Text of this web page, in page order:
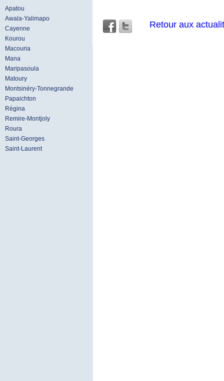
Apatou
Awala-Yalimapo
Cayenne
Kourou
Macouria
Mana
Maripasoula
Matoury
Montsinéry-Tonnegrande
Papaichton
Régina
Remire-Montjoly
Roura
Saint-Georges
Saint-Laurent
Retour aux